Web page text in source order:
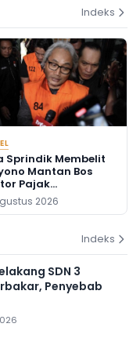
Indeks
Sprindik Membelit
Mantan Bos
Pajak
2026
Indeks
SDN 3
Penyebab